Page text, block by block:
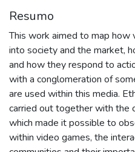
Resumo
This work aimed to map
into society and the market,
and how they respond to
with a conglomeration of
are used within this media.
carried out together with the
which made it possible to
within video games, the